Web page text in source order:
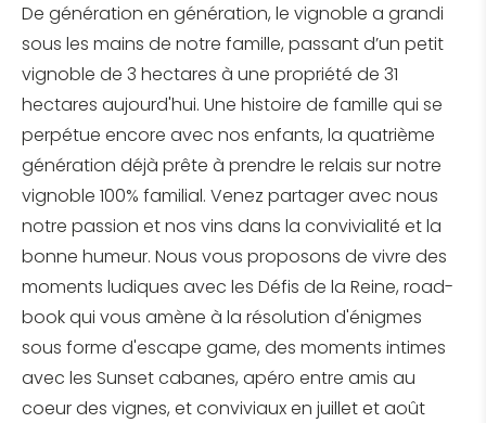
De génération en génération, le vignoble a grandi
sous les mains de notre famille, passant d’un petit
vignoble de 3 hectares à une propriété de 31
hectares aujourd'hui. Une histoire de famille qui se
perpétue encore avec nos enfants, la quatrième
génération déjà prête à prendre le relais sur notre
vignoble 100% familial. Venez partager avec nous
notre passion et nos vins dans la convivialité et la
bonne humeur. Nous vous proposons de vivre des
moments ludiques avec les Défis de la Reine, road-
book qui vous amène à la résolution d'énigmes
sous forme d'escape game, des moments intimes
avec les Sunset cabanes, apéro entre amis au
coeur des vignes, et conviviaux en juillet et août